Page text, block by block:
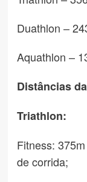
Duathlon –
Aquathlon –
Distâncias
Triathlon:
Fitness:
de corrida;